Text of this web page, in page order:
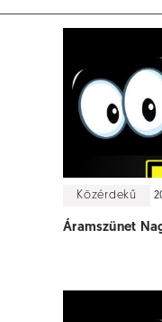
Közérdekű
Áramszünet